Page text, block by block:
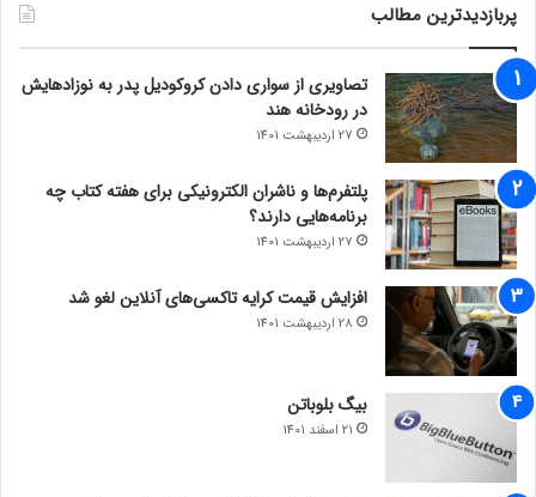
پربازدیدترین مطالب
تصاویری از سواری دادن کروکودیل پدر به نوزادهایش
در رودخانه هند
27 اردیبهشت 1401
پلتفرم‌ها و ناشران الکترونیکی برای هفته کتاب چه
برنامه‌هایی دارند؟
27 اردیبهشت 1401
افزایش قیمت کرایه تاکسی‌های آنلاین لغو شد
28 اردیبهشت 1401
بیگ بلوباتن
21 اسفند 1401